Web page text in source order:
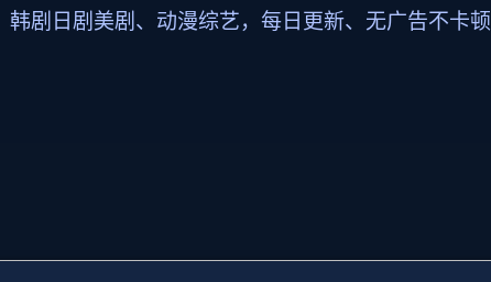
韩剧日剧美剧、动漫综艺，每日更新、无广告不卡顿